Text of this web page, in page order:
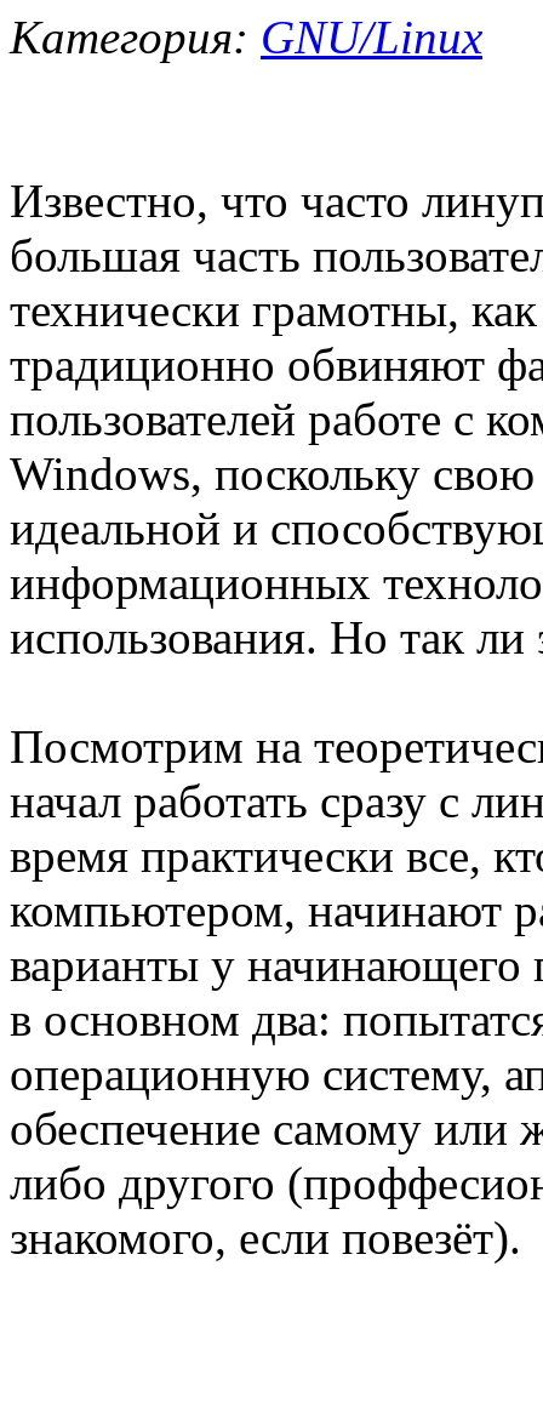
Категория: GNU/Linux
Известно, что часто
большая часть
технически грамотны,
традиционно обвиняют
пользователей работе с
Windows, поскольку
идеальной и
информационных
использования. Но так ли
Посмотрим на
начал работать сразу с
время практически все,
компьютером, начинают
варианты у начинающего
в основном два:
операционную систему,
обеспечение самому или
либо другого
знакомого, если повезёт).